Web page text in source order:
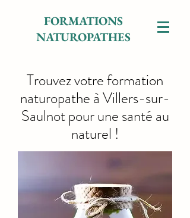
FORMATIONS
NATUROPATHES
Trouvez votre formation
naturopathe à Villers-sur-
Saulnot pour une santé au
naturel !